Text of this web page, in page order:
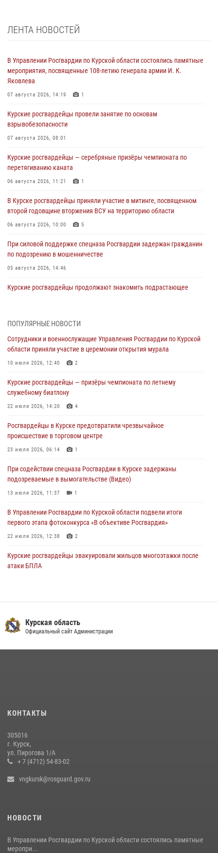
ЛЕНТА НОВОСТЕЙ
В Управлении Росгвардии по Курской области состоялись памятные
мероприятия, посвященные 108-летию генерала армии И. К.
Яковлева
07 августа 2026, 14:19 1
Курские росгвардейцы провели занятие по основам
взрывобезопасности
07 августа 2026, 08:01
Курские росгвардейцы — серебряные призёры чемпионата по
перетягиванию каната
06 августа 2026, 11:21 1
В Курске росгвардейцы приняли участие в митинге, посвященном
второй годовщине вторжения ВСУ на территорию области
06 августа 2026, 10:00 5
При силовой поддержке спецназа Росгвардии задержан гражданин
по подозрению в мошенничестве
05 августа 2026, 14:46
Курские росгвардейцы продолжают знакомить подрастающее
оздоровительных лагерях
05 августа 2026, 09:51
сбыта крупной партии наркотиков
04 августа 2026, 12:52
85 владельцев оружия
04 августа 2026, 07:00
297 выездов по сигналу «тревога»
03 августа 2026, 09:46
ПОПУЛЯРНЫЕ НОВОСТИ
Сотрудники и военнослужащие Управления Росгвардии по Курской
области приняли участие в церемонии открытия мурала
10 июля 2026, 12:40 2
Курские росгвардейцы — призёры чемпионата по летнему
служебному биатлону
22 июля 2026, 14:20 4
Росгвардейцы в Курске предотвратили чрезвычайное
происшествие в торговом центре
23 июля 2026, 06:14 1
При содействии спецназа Росгвардии в Курске задержаны
подозреваемые в вымогательстве (Видео)
13 июля 2026, 11:37 1
В Управлении Росгвардии по Курской области подвели итоги
первого этапа фотоконкурса «В объективе Росгвардия»
22 июля 2026, 12:38 2
Курские росгвардейцы эвакуировали жильцов многоэтажки после
атаки БПЛА
28 июля 2026, 13:17 4
27 июля 2026, 16:11
Курская область
Официальный сайт Администрации
КОНТАКТЫ
305016
г. Курск,
ул. Пирогова 1/А
+ 7 (4712) 54-83-02
vngkursk@rosguard.gov.ru
НОВОСТИ
В Управлении Росгвардии по Курской области состоялись памятные
меропри...